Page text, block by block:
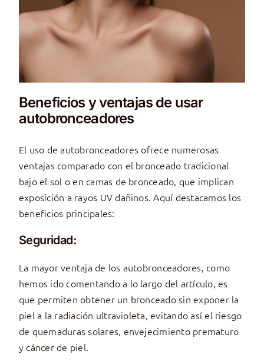
Beneficios y ventajas de usar
autobronceadores
El uso de autobronceadores ofrece numerosas
ventajas comparado con el bronceado tradicional
bajo el sol o en camas de bronceado, que implican
exposición a rayos UV dañinos. Aquí destacamos los
beneficios principales:
Seguridad:
La mayor ventaja de los autobronceadores, como
hemos ido comentando a lo largo del artículo, es
que permiten obtener un bronceado sin exponer la
piel a la radiación ultravioleta, evitando así el riesgo
de quemaduras solares, envejecimiento prematuro
y cáncer de piel.